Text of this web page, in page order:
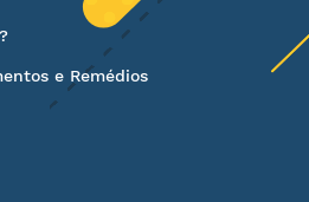
e Remédios